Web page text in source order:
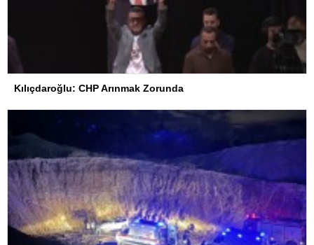
Kılıçdaroğlu: CHP Arınmak Zorunda